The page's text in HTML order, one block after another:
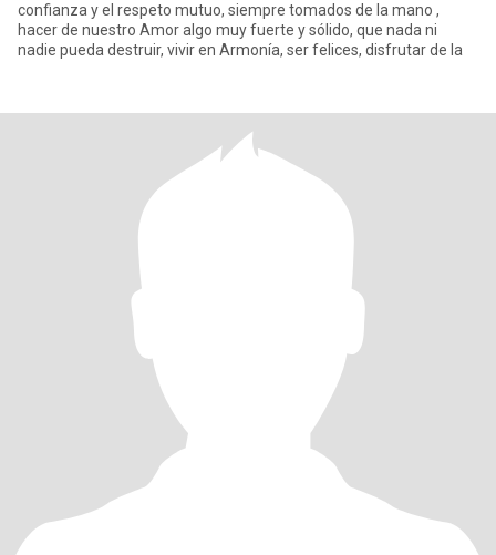
confianza y el respeto mutuo, siempre tomados de la mano ,
hacer de nuestro Amor algo muy fuerte y sólido, que nada ni
nadie pueda destruir, vivir en Armonía, ser felices, disfrutar de la